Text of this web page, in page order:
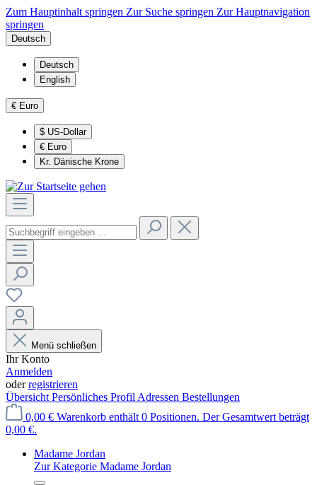
Zum Hauptinhalt springen Zur Suche springen Zur Hauptnavigation
springen
Deutsch
Deutsch
English
€ Euro
$ US-Dollar
€ Euro
Kr. Dänische Krone
Menü schließen
Ihr Konto
Anmelden
oderregistrieren
Übersicht Persönliches Profil Adressen Bestellungen
0,00 € Warenkorb enthält 0 Positionen. Der Gesamtwert beträgt
0,00 €.
Madame Jordan
Zur Kategorie Madame Jordan